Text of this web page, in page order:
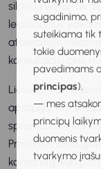
sugadinimo,
suteikiama tik
tokie
pavedimams
principas).
— mes
principų
duomenis
tvarkymo
silpnoji vieta. Tik
leidžiančius
ataskaitoje
konsultacijų prie
Lietuvai šiame
apsaugą, bet ir
sprendžiant,
Projektas
komandą, kuri